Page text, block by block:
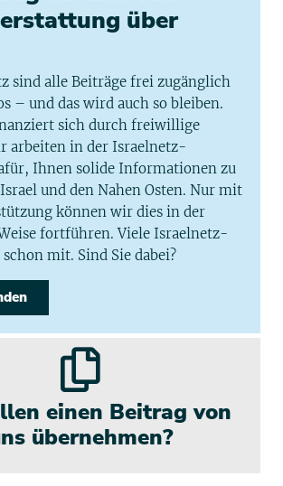
über
sind alle Beiträge frei zugänglich
– und das wird auch so bleiben.
sich durch freiwillige
arbeiten in der Israelnetz-
Ihnen solide Informationen zu
und den Nahen Osten. Nur mit
können wir dies in der
fortführen. Viele Israelnetz-
mit. Sind Sie dabei?
einen Beitrag von
übernehmen?